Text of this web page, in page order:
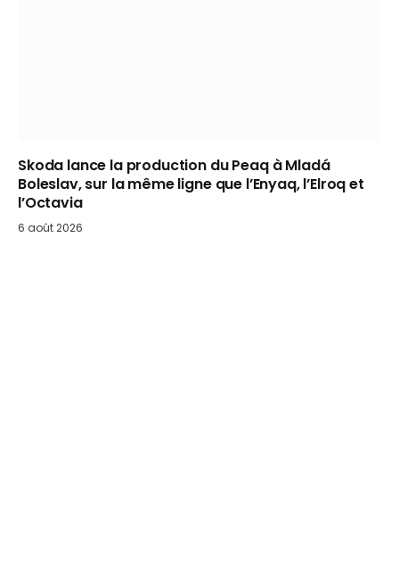
Skoda lance la production du Peaq à Mladá
Boleslav, sur la même ligne que l’Enyaq, l’Elroq et
l’Octavia
6 août 2026